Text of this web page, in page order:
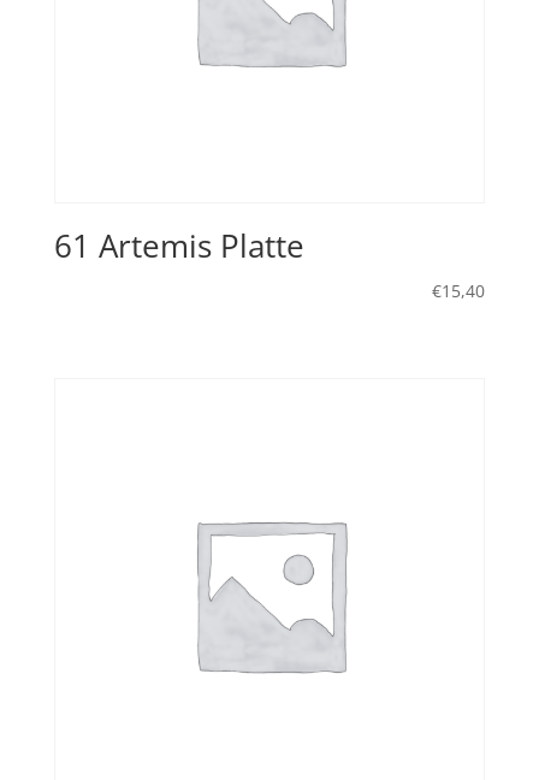
61 Artemis Platte
€15,40